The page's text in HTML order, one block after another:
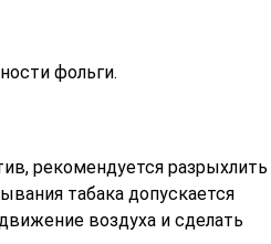
фольги.
рекомендуется разрыхлить
табака допускается
воздуха и сделать